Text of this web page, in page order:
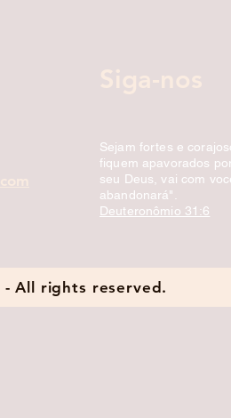
Sejam fortes e
fiquem apavorados
seu Deus, vai com
abandonará".
Deuteronômio 31:6
- All rights reserved.